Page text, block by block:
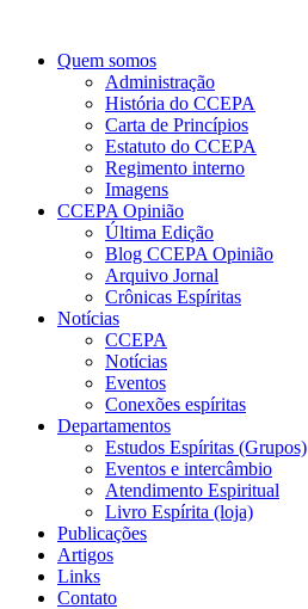
Quem somos
Administração
História do CCEPA
Carta de Princípios
Estatuto do CCEPA
Regimento interno
Imagens
CCEPA Opinião
Última Edição
Blog CCEPA Opinião
Arquivo Jornal
Crônicas Espíritas
Notícias
CCEPA
Notícias
Eventos
Conexões espíritas
Departamentos
Estudos Espíritas (Grupos)
Eventos e intercâmbio
Atendimento Espiritual
Livro Espírita (loja)
Publicações
Artigos
Links
Contato